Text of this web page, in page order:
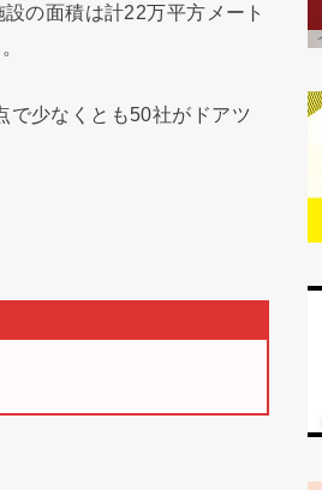
の面積は計22万平方メート
で少なくとも50社がドアツ